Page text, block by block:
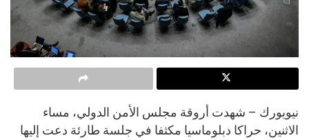
نيويورك – شهدت أروقة مجلس الأمن الدولي، مساء
الاثنين، حراكا دبلوماسيا مكثفا في جلسة طارئة دعت إليها